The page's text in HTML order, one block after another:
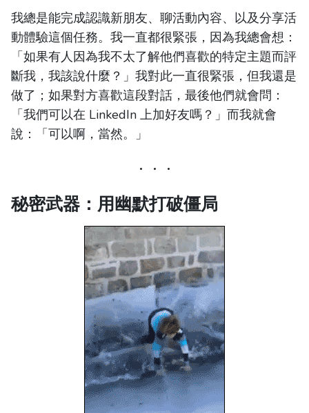
我總是能完成認識新朋友、聊活動內容、以及分享活
動體驗這個任務。我一直都很緊張，因為我總會想：
「如果有人因為我不太了解他們喜歡的特定主題而評
斷我，我該說什麼？」我對此一直很緊張，但我還是
做了；如果對方喜歡這段對話，最後他們就會問：
「我們可以在 LinkedIn 上加好友嗎？」而我就會
說：「可以啊，當然。」
秘密武器：用幽默打破僵局